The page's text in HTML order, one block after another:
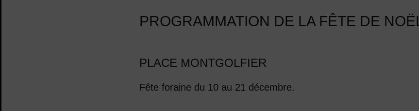
PROGRAMMATION DE LA FÊTE DE NOËL
PLACE MONTGOLFIER
Fête foraine du 10 au 21 décembre.